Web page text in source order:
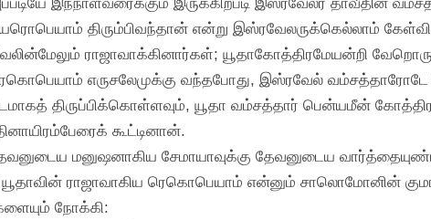
திரும்பிவந்தான் என்று இஸ்ரவேலருக்கெல்லாம்
ராஜாவாக்கினார்கள்; யூதாகோத்திரமேயன்றி
எருசலேமுக்கு வந்தபோது, இஸ்ரவேல்
திருப்பிக்கொள்ளவும், யூதா வம்சத்தார் பென்யமீன்
கூட்டினான்.
மனுஷனாகிய சேமாயாவுக்கு தேவனுடைய
யூதாவின் ராஜாவாகிய ரெகொபெயாம் என்னும் சாலொமோனின்
நோக்கி: